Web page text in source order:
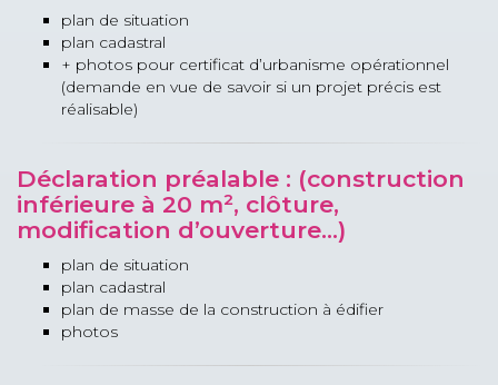
plan de situation
plan cadastral
+ photos pour certificat d’urbanisme opérationnel
(demande en vue de savoir si un projet précis est
réalisable)
Déclaration préalable : (construction
inférieure à 20 m², clôture,
modification d’ouverture...)
plan de situation
plan cadastral
plan de masse de la construction à édifier
photos